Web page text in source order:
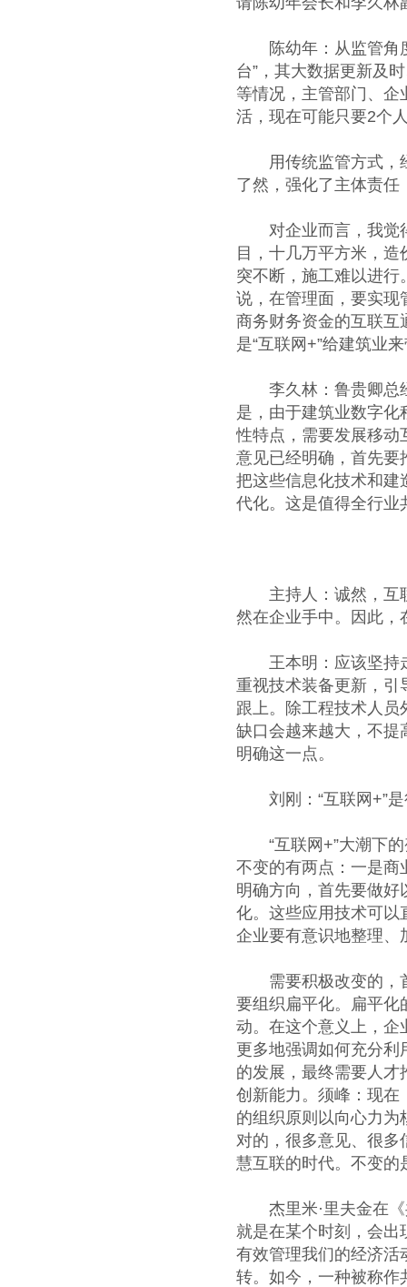
陈幼年：从监管角度
台”，其大数据更新及
等情况，主管部门、企
活，现在可能只要2个
用传统监管方式，经
了然，强化了主体责
对企业而言，我觉得
目，十几万平方米，
突不断，施工难以进
说，在管理面，要实现
商务财务资金的互联互
是“互联网+”给建筑业
李久林：鲁贵卿总经
是，由于建筑业数字
性特点，需要发展移动
意见已经明确，首先要
把这些信息化技术和建
代化。这是值得全行业
主持人：诚然，互联
然在企业手中。因此，
王本明：应该坚持走
重视技术装备更新，引
跟上。除工程技术人
缺口会越来越大，不提
明确这一点。
刘刚：“互联网+”是
“互联网+”大潮下的
不变的有两点：一是商
明确方向，首先要做
化。这些应用技术可以
企业要有意识地整理、
需要积极改变的，首
要组织扁平化。扁平化
动。在这个意义上，企
更多地强调如何充分
的发展，最终需要人
创新能力。须峰：现在
的组织原则以向心力
对的，很多意见、很多
慧互联的时代。不变的
杰里米·里夫金在《
就是在某个时刻，会出
有效管理我们的经济活
转。如今，一种被称作